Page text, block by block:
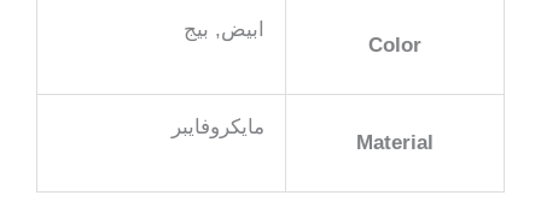
Color
ابيض, بيج
Material
مايكروفايبر